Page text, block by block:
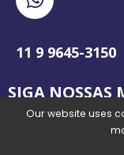
11 9 9645-3150
SIGA NOSSAS
Our website uses